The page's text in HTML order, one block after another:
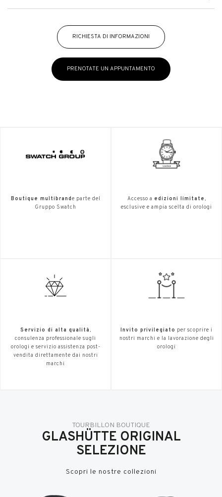
RICHIESTA DI INFORMAZIONI
PRENOTATE UN APPUNTAMENTO
Boutique multibrand e parte del
Gruppo Swatch
Accesso a edizioni limitate,
esclusive e ampia scelta di orologi
Servizio di alta qualità,
consulenza professionale sugli
orologi e servizio assistenza post-
vendita direttamente dai nostri
marchi
Invito privilegiato per scoprire i
nostri marchi e la lavorazione degli
orologi
TOURBILLON BOUTIQUE
GLASHÜTTE ORIGINAL
SELEZIONE
Scopri le nostre collezioni